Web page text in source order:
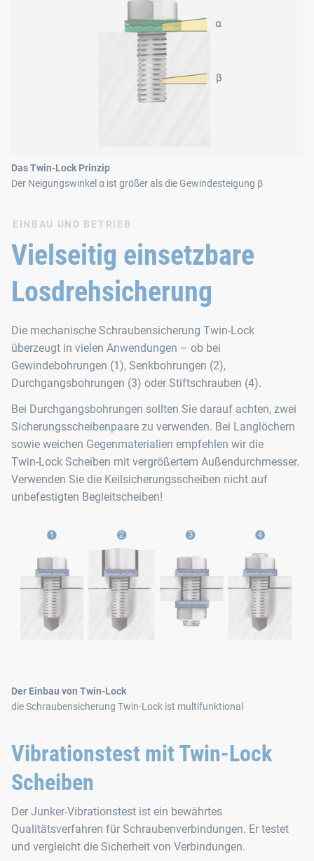
Das Twin-Lock Prinzip
Der Neigungswinkel α ist größer als die Gewindesteigung β
EINBAU UND BETRIEB
Vielseitig einsetzbare
Losdrehsicherung
Die mechanische Schraubensicherung Twin‑Lock
überzeugt in vielen Anwendungen – ob bei
Gewindebohrungen (1), Senkbohrungen (2),
Durchgangsbohrungen (3) oder Stiftschrauben (4).
Bei Durchgangsbohrungen sollten Sie darauf achten, zwei
Sicherungsscheibenpaare zu verwenden. Bei Langlöchern
sowie weichen Gegenmaterialien empfehlen wir die
Twin‑Lock Scheiben mit vergrößertem Außendurchmesser.
Verwenden Sie die Keilsicherungsscheiben nicht auf
unbefestigten Begleitscheiben!
Der Einbau von Twin-Lock
die Schraubensicherung Twin-Lock ist multifunktional
Vibrationstest mit Twin-Lock
Scheiben
Der Junker-Vibrationstest ist ein bewährtes
Qualitätsverfahren für Schraubenverbindungen. Er testet
und vergleicht die Sicherheit von Verbindungen.